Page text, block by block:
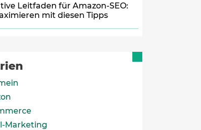
Leitfaden für Amazon-SEO:
mit diesen Tipps
Marketing